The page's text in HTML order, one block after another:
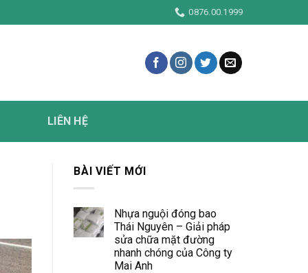
0876.00.1999
LIÊN HỆ
BÀI VIẾT MỚI
Nhựa nguội đóng bao
Thái Nguyên – Giải pháp
sửa chữa mặt đường
nhanh chóng của Công ty
Mai Anh